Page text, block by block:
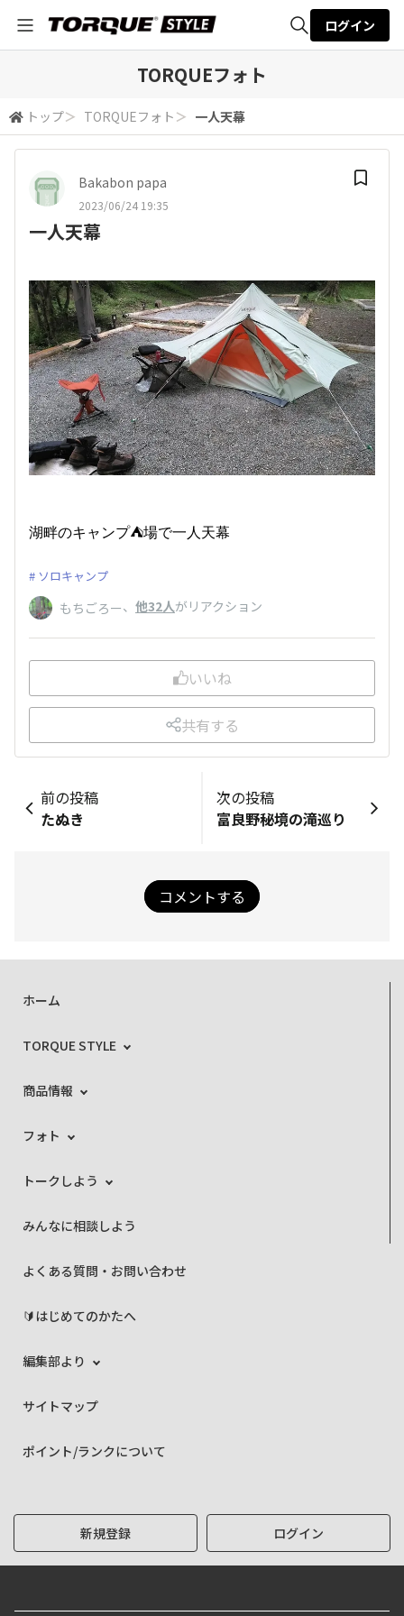
検索
ログイン
TORQUEフォト
トップ＞ TORQUEフォト ＞ 一人天幕
Bakabon papa
2023/06/24 19:35
一人天幕
湖畔のキャンプ⛺場で一人天幕
ソロキャンプ
もちごろー、 他32人がリアクション
いいね
共有する
前の投稿
たぬき
次の投稿
富良野秘境の滝巡り
コメントする
ホーム
TORQUE STYLE
商品情報
フォト
トークしよう
みんなに相談しよう
よくある質問・お問い合わせ
🔰はじめてのかたへ
編集部より
サイトマップ
ポイント/ランクについて
新規登録 ログイン